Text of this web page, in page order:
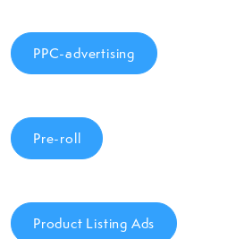
PPC-advertising
Pre-roll
Product Listing Ads